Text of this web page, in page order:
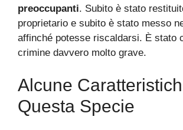
preoccupanti. Subito è stato
proprietario e subito è stato messo
affinché potesse riscaldarsi. È stato
crimine davvero molto grave.
Alcune
Questa Specie